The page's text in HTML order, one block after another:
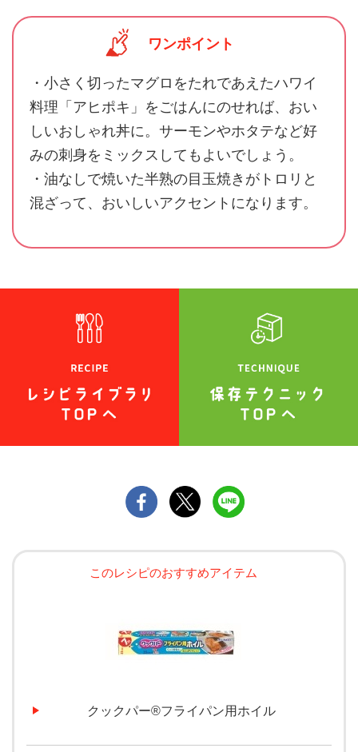
ワンポイント
・小さく切ったマグロをたれであえたハワイ
料理「アヒポキ」をごはんにのせれば、おい
しいおしゃれ丼に。サーモンやホタテなど好
みの刺身をミックスしてもよいでしょう。
・油なしで焼いた半熟の目玉焼きがトロリと
混ざって、おいしいアクセントになります。
このレシピのおすすめアイテム
クックパー®フライパン用ホイル